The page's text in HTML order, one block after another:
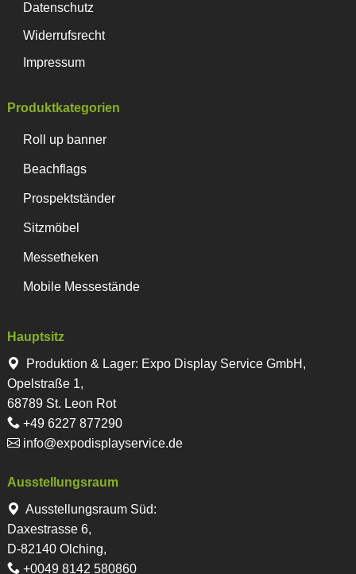
Datenschutz
Widerrufsrecht
Impressum
Produktkategorien
Roll up banner
Beachflags
Prospektständer
Sitzmöbel
Messetheken
Mobile Messestände
Hauptsitz
Produktion & Lager: Expo Display Service GmbH,
Opelstraße 1,
68789 St. Leon Rot
+49 6227 877290
info@expodisplayservice.de
Ausstellungsraum
Ausstellungsraum Süd:
Daxestrasse 6,
D-82140 Olching,
+0049 8142 580860